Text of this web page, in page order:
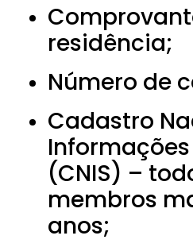
residência;
Número de
Cadastro
(CNIS) –
membros
anos;